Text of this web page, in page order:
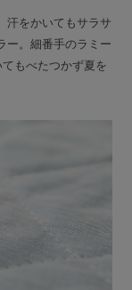
汗をかいてもサラサ
ー。細番手のラミー
もべたつかず夏を